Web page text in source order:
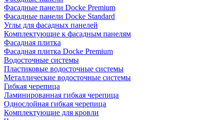
Фасадные панели Docke Premium
Фасадные панели Docke Standard
Углы для фасадных панелей
Комплектующие к фасадным панелям
Фасадная плитка
Фасадная плитка Docke Premium
Водосточные системы
Пластиковые водосточные системы
Металлические водосточные системы
Гибкая черепица
Ламинированная гибкая черепица
Однослойная гибкая черепица
Комплектующие для кровли